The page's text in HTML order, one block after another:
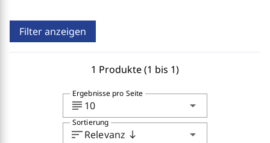
Filter anzeigen
1 Produkte (1 bis 1)
subject 10 arrow_drop_down
Ergebnisse pro Seite
sortRelevanz south arrow_drop_down
Sortierung